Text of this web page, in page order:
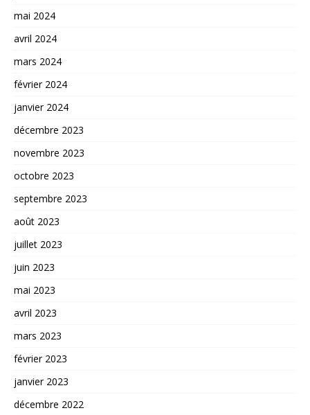
mai 2024
avril 2024
mars 2024
février 2024
janvier 2024
décembre 2023
novembre 2023
octobre 2023
septembre 2023
août 2023
juillet 2023
juin 2023
mai 2023
avril 2023
mars 2023
février 2023
janvier 2023
décembre 2022